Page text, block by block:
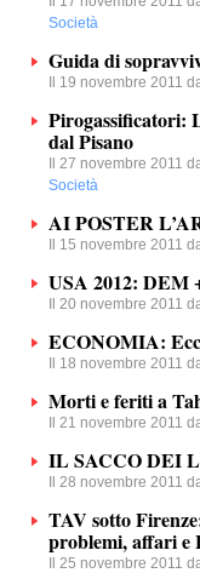
Società
Guida di
Il 19 novembre 2011
Pirogassificatori:
dal Pisano
Il 27 novembre 2011
Società
AI POSTER
Il 15 novembre 2011
USA 2012: DEM
Il 20 novembre 2011
ECONOMIA:
Il 18 novembre 2011
Morti e feriti a
Il 21 novembre 2011
IL SACCO DEI
Il 28 novembre 2011
TAV sotto
problemi, affari
Il 25 novembre 2011